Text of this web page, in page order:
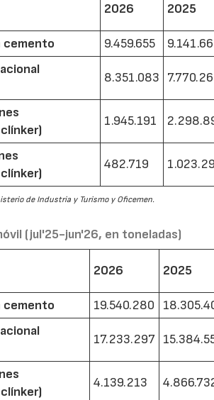
2026 2025
cemento 9.459.655
8.351.083
1.945.191
482.719
de Industria y Turismo y Oficemen.
(jul'25-jun'26, en toneladas)
2026 2025
cemento 19.540.280
17.233.297
4.139.213